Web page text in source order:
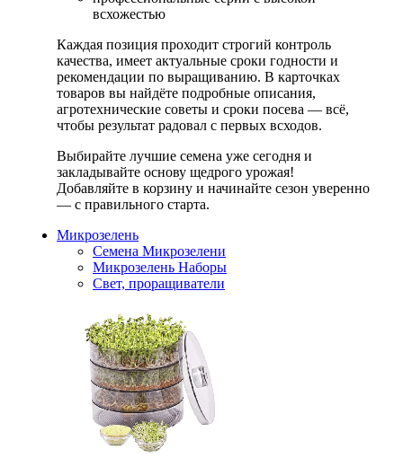
всхожестью
Каждая позиция проходит строгий контроль
качества, имеет актуальные сроки годности и
рекомендации по выращиванию. В карточках
товаров вы найдёте подробные описания,
агротехнические советы и сроки посева — всё,
чтобы результат радовал с первых всходов.
Выбирайте лучшие семена уже сегодня и
закладывайте основу щедрого урожая!
Добавляйте в корзину и начинайте сезон уверенно
— с правильного старта.
Микрозелень
Семена Микрозелени
Микрозелень Наборы
Свет, проращиватели